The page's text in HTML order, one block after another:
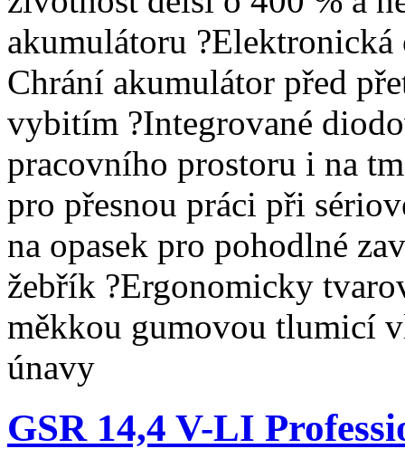
akumulátoru
Chrání akumulátor před
vybitím ?Integrované
pracovního prostoru i na
pro přesnou práci při
na opasek pro pohodlné
žebřík ?Ergonomicky
měkkou gumovou tlumicí
únavy
GSR 14,4 V-LI